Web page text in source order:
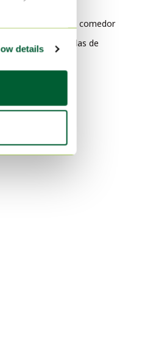
details
de comedor
Rústico Sillas de comedor
Posmoderno Sillas de